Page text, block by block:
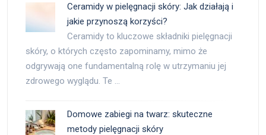
Ceramidy w pielęgnacji skóry: Jak działają i
jakie przynoszą korzyści?
Ceramidy to kluczowe składniki pielęgnacji
skóry, o których często zapominamy, mimo że
odgrywają one fundamentalną rolę w utrzymaniu jej
zdrowego wyglądu. Te …
Domowe zabiegi na twarz: skuteczne
metody pielęgnacji skóry